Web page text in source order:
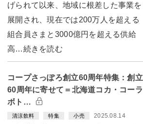
げられて以来、地域に根差した事業を
展開され、現在では200万人を超える
組合員さまと3000億円を超える供給
高…続きを読む
コープさっぽろ創立60周年特集：創立
60周年に寄せて＝北海道コカ・コーラ
ボト…
清涼飲料 特集 小売 2025.08.14